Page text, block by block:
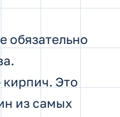
обязательно
Это
из самых